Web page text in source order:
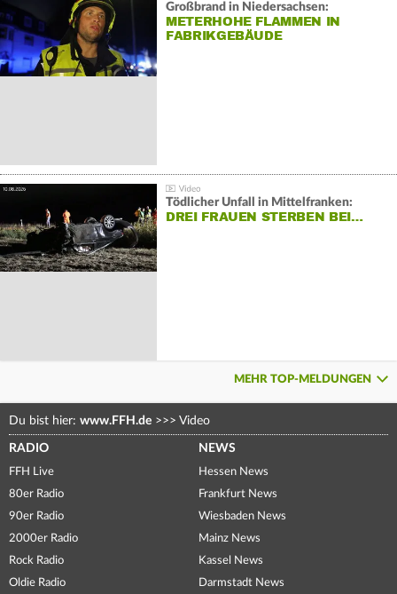
Großbrand in Niedersachsen:
METERHOHE FLAMMEN IN
FABRIKGEBÄUDE
Tödlicher Unfall in Mittelfranken:
DREI FRAUEN STERBEN BEI…
MEHR TOP-MELDUNGEN
Du bist hier: www.FFH.de >>> Video
RADIO
FFH Live
80er Radio
90er Radio
2000er Radio
Rock Radio
Oldie Radio
NEWS
Hessen News
Frankfurt News
Wiesbaden News
Mainz News
Kassel News
Darmstadt News